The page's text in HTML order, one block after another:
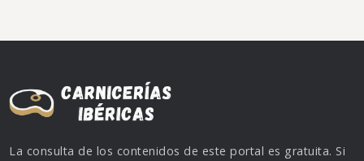
La consulta de los contenidos de este portal es gratuita. Si